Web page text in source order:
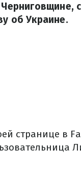
об Украине.
странице в